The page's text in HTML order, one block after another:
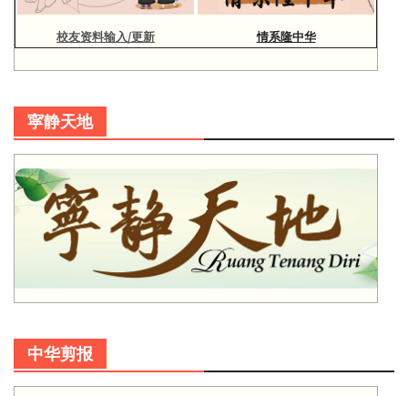
校友资料输入/更新 情系隆中华
寜静天地
中华剪报